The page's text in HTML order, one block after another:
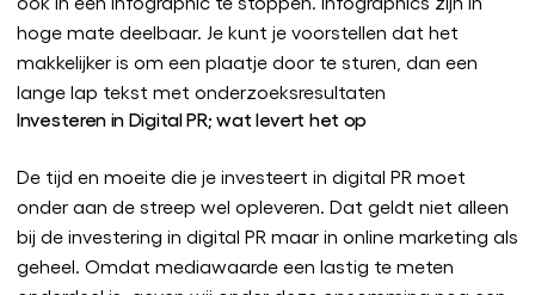
hoge mate deelbaar. Je kunt je voorstellen dat het
makkelijker is om een plaatje door te sturen, dan een
lange lap tekst met onderzoeksresultaten
Investeren in Digital PR; wat levert het op
De tijd en moeite die je investeert in digital PR moet
onder aan de streep wel opleveren. Dat geldt niet alleen
bij de investering in digital PR maar in online marketing als
geheel. Omdat mediawaarde een lastig te meten